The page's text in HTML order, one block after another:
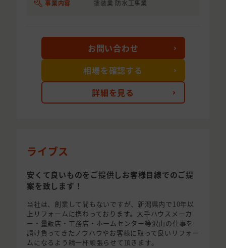
事業内容 塗装業 防水工事業
詳細を見る
お問い合わせ
相場を確認する
ライブス
安くて良いものをご提供しお客様目線でのご提
案を致します！
当社は、創業して間もないですが、新潟県内で10年以
上リフォームに携わっております。大手ハウスメーカ
ー・量販店・工務店・ホームセンター等沢山の仕事を
請け負ってきたノウハウやお客様に取って良いリフォー
ムになるよう精一杯頑張らせて頂きます。